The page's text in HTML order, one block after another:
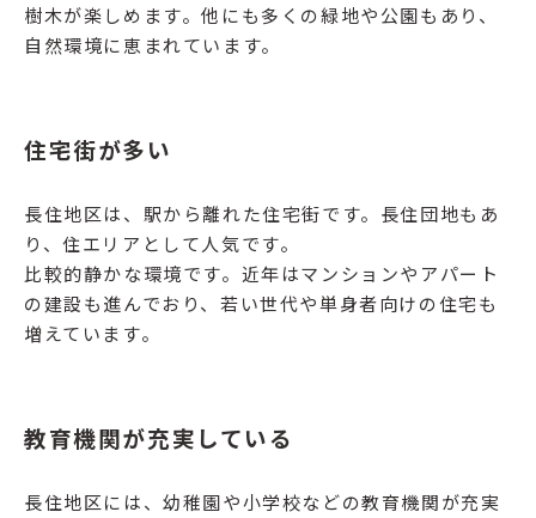
樹木が楽しめます。他にも多くの緑地や公園もあり、
自然環境に恵まれています。
住宅街が多い
長住地区は、駅から離れた住宅街です。長住団地もあ
り、住エリアとして人気です。
比較的静かな環境です。近年はマンションやアパート
の建設も進んでおり、若い世代や単身者向けの住宅も
増えています。
教育機関が充実している
長住地区には、幼稚園や小学校などの教育機関が充実